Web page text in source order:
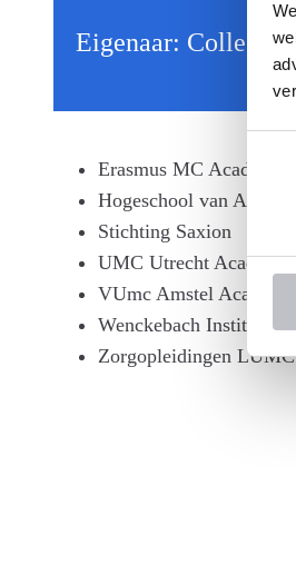
Eigenaar: College
Erasmus MC Academie
Hogeschool van
Stichting Saxion
UMC Utrecht Academie
VUmc Amstel Academie
Wenckebach Instituut
Zorgopleidingen LUMC